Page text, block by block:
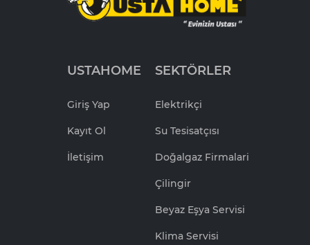
USTAHOME
Giriş Yap
Kayıt Ol
İletişim
SEKTÖRLER
Elektrikçi
Su Tesisatçısı
Doğalgaz Firmalari
Çilingir
Beyaz Eşya Servisi
Klima Servisi